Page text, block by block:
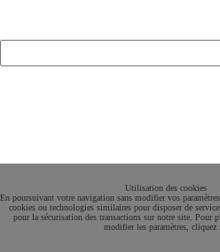
Utilisation des cookies
En poursuivant votre navigation sans modifier vos
cookies ou technologies similaires pour disposer de
pour la sécurisation des transactions sur notre site. Pour
modifier les paramètres, cliquez
Paiement sécurisé